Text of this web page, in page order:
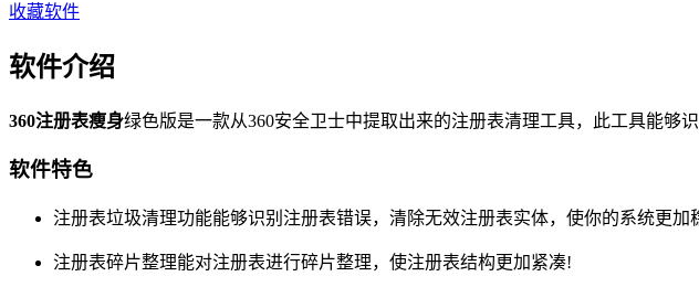
收藏软件
软件介绍
360注册表瘦身绿色版是一款从360安全卫士中提取出来的注册表清理工具，此工具能够
软件特色
注册表垃圾清理功能能够识别注册表错误，清除无效注册表实体，使你的系统更加
注册表碎片整理能对注册表进行碎片整理，使注册表结构更加紧凑!